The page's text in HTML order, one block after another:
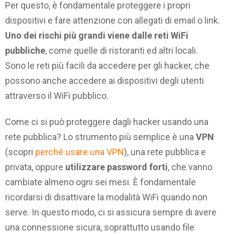
Per questo, è fondamentale proteggere i propri
dispositivi e fare attenzione con allegati di email o link.
Uno dei rischi più grandi viene dalle reti WiFi
pubbliche, come quelle di ristoranti ed altri locali.
Sono le reti più facili da accedere per gli hacker, che
possono anche accedere ai dispositivi degli utenti
attraverso il WiFi pubblico.
Come ci si può proteggere dagli hacker usando una
rete pubblica? Lo strumento più semplice è una VPN
(scopri perché usare una VPN), una rete pubblica e
privata, oppure utilizzare password forti, che vanno
cambiate almeno ogni sei mesi. È fondamentale
ricordarsi di disattivare la modalità WiFi quando non
serve. In questo modo, ci si assicura sempre di avere
una connessione sicura, soprattutto usando file